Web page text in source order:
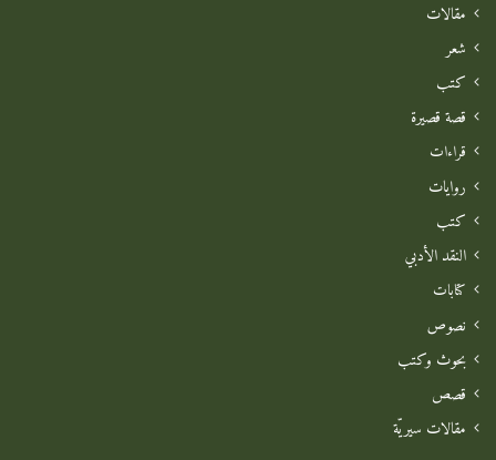
مقالات
شعر
كتب
قصة قصيرة
قراءات
روايات
كتب
النقد الأدبي
كتابات
نصوص
بحوث وكتب
قصص
مقالات سيريّة